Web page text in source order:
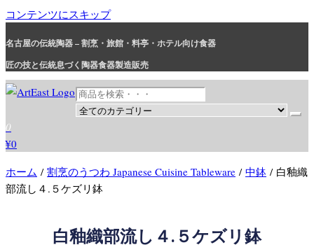
コンテンツにスキップ
名古屋の伝統陶器 – 割烹・旅館・料亭・ホテル向け食器
匠の技と伝統息づく陶器食器製造販売
和食器・洋食器通販｜割烹・旅館・料亭・ホテル等業務用卸販売
業務用から個人用まで、おしゃれでかわいい和食器・洋食器はま
とめ買いがお得です。
0
¥0
ホーム / 割烹のうつわ Japanese Cuisine Tableware / 中鉢 / 白釉織
部流し４.５ケズリ鉢
白釉織部流し４.５ケズリ鉢